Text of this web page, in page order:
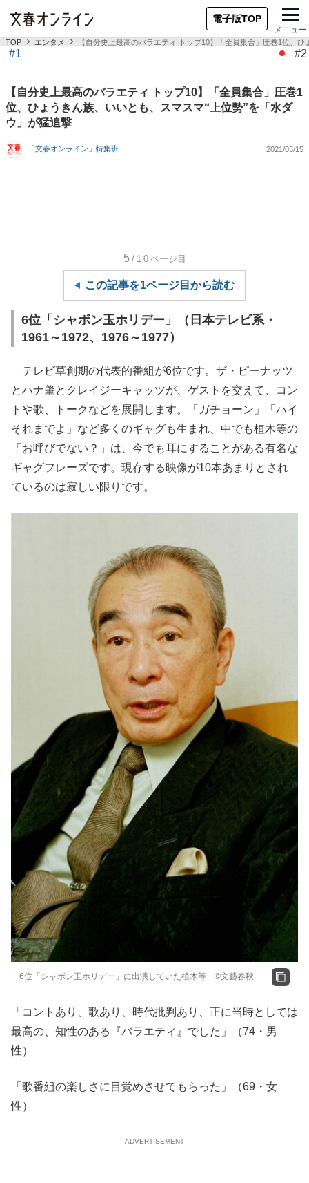
電子版TOP
メニュー
TOP エンタメ 【自分史上最高のバラエティ トップ10】「全員集合」圧巻1位、
#1 #2
【自分史上最高のバラエティ トップ10】「全員集合」圧巻1
位、ひょうきん族、いいとも、スマスマ“上位勢”を「水ダ
ウ」が猛追撃
「文春オンライン」特集班 2021/05/15
5 /10 ページ目
この記事を1ページ目から読む
6位「シャボン玉ホリデー」（日本テレビ系・
1961～1972、1976～1977）
テレビ草創期の代表的番組が6位です。ザ・ピーナッツ
とハナ肇とクレイジーキャッツが、ゲストを交えて、コン
トや歌、トークなどを展開します。「ガチョーン」「ハイ
それまでよ」など多くのギャグも生まれ、中でも植木等の
「お呼びでない？」は、今でも耳にすることがある有名な
ギャグフレーズです。現存する映像が10本あまりとされ
ているのは寂しい限りです。
6位「シャボン玉ホリデー」に出演していた植木等 ©文藝春秋
「コントあり、歌あり、時代批判あり、正に当時としては
最高の、知性のある『バラエティ』でした」（74・男
性）
「歌番組の楽しさに目覚めさせてもらった」（69・女
性）
ADVERTISEMENT